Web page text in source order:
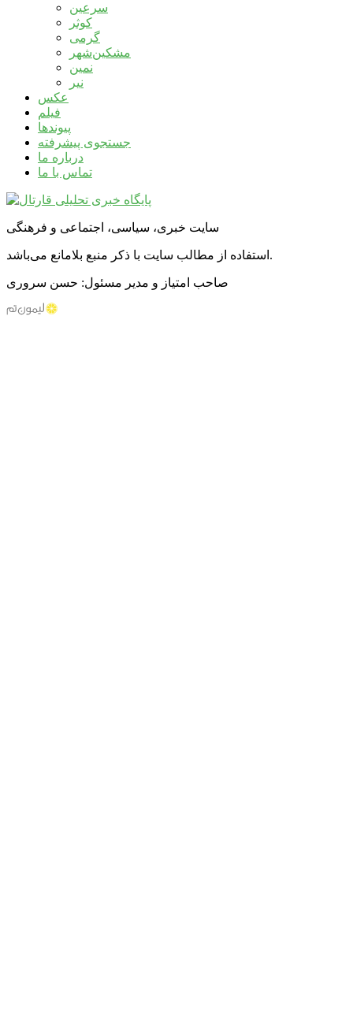
سرعین
کوثر
گرمی
مشکین‌شهر
نمین
نیر
عکس
فیلم
پیوندها
جستجوی پیشرفته
درباره ما
تماس با ما
سایت خبری، سیاسی، اجتماعی و فرهنگی
استفاده از مطالب سایت با ذکر منبع بلامانع می‌باشد.
صاحب امتیاز و مدیر مسئول: حسن سروری